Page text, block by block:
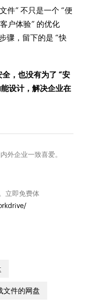
件” 不只是一个 “便
户体验” 的优化
骤，留下的是 “快
，也没有为了 “安
设计，解决企业在
外企业一致喜爱。
。立即免费体
文件的网盘